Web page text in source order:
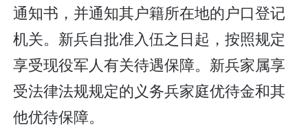
通知书，并通知其户籍所在地的户口登记
机关。新兵自批准入伍之日起，按照规定
享受现役军人有关待遇保障。新兵家属享
受法律法规规定的义务兵家庭优待金和其
他优待保障。